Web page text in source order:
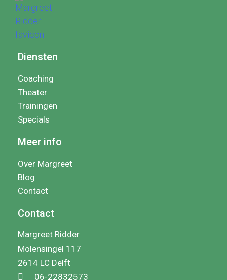
Diensten
Coaching
Theater
Trainingen
Specials
Meer info
Over Margreet
Blog
Contact
Contact
Margreet Ridder
Molensingel 117
2614 LC Delft
06-22832573